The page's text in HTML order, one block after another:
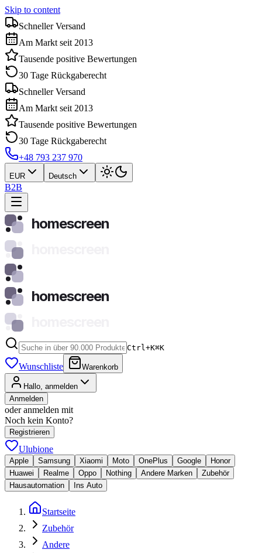
Skip to content
Schneller Versand
Am Markt seit 2013
Tausende positive Bewertungen
30 Tage Rückgaberecht
Schneller Versand
Am Markt seit 2013
Tausende positive Bewertungen
30 Tage Rückgaberecht
+48 793 237 970
EUR Deutsch
B2B
homescreen
homescreen
Ctrl+K⌘K
Wunschliste Warenkorb
Hallo, anmelden
Anmelden
oder anmelden mit
Noch kein Konto?
Registrieren
Ulubione
Apple Samsung Xiaomi Moto OnePlus Google
Honor
Huawei
Realme Oppo Nothing Andere Marken
Zubehör
Hausautomation
Ins Auto
Startseite
Zubehör
Andere